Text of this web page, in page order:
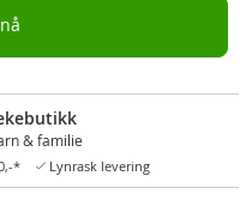
& familie
* Lynrask levering